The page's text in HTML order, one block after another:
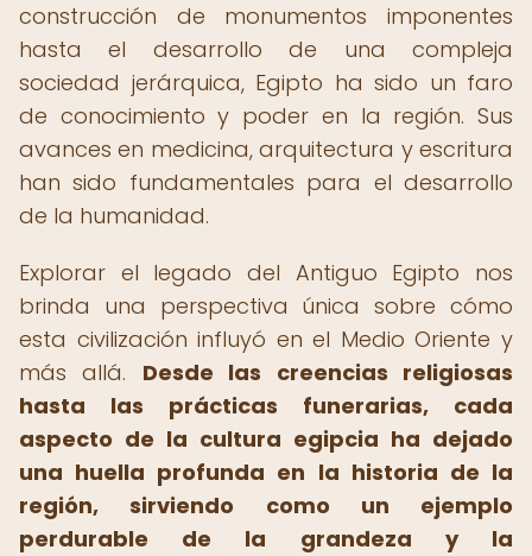
construcción de monumentos imponentes
hasta el desarrollo de una compleja
sociedad jerárquica, Egipto ha sido un faro
de conocimiento y poder en la región. Sus
avances en medicina, arquitectura y escritura
han sido fundamentales para el desarrollo
de la humanidad.
Explorar el legado del Antiguo Egipto nos
brinda una perspectiva única sobre cómo
esta civilización influyó en el Medio Oriente y
más allá. Desde las creencias religiosas
hasta las prácticas funerarias, cada
aspecto de la cultura egipcia ha dejado
una huella profunda en la historia de la
región, sirviendo como un ejemplo
perdurable de la grandeza y la